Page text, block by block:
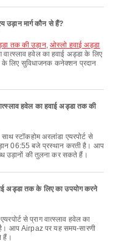
उड़ान मार्ग कौन से हैं?
तक की उड़ान,ओस्लो हवाई अड्डा
वात्स्लाव हवेल का हवाई अड्डा के लिए
के लिए सुविधाजनक कनेक्शन प्रदान
हवेल का हवाई अड्डा तक की
06:55 बजे प्रस्थान करती है। आप
उड़ानों की तुलना कर सकते हैं।
अड्डा तक के लिए का उपयोग करने
आप Airpaz पर यह समय-सारणी
हैं।